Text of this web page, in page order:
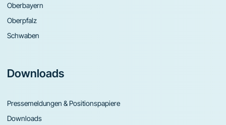
Oberbayern
Oberpfalz
Schwaben
Downloads
Pressemeldungen & Positionspapiere
Downloads